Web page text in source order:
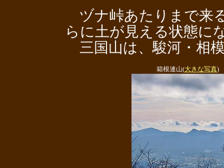
ヅナ峠あたりまで来
らに土が見える状態に
三国山は、駿河・相
箱根連山(大きな写真)